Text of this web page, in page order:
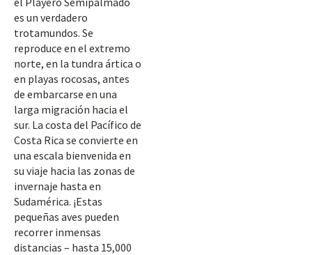
es un verdadero
trotamundos. Se
reproduce en el extremo
norte, en la tundra ártica o
en playas rocosas, antes
de embarcarse en una
larga migración hacia el
sur. La costa del Pacífico de
Costa Rica se convierte en
una escala bienvenida en
su viaje hacia las zonas de
invernaje hasta en
Sudamérica. ¡Estas
pequeñas aves pueden
recorrer inmensas
distancias – hasta 15,000